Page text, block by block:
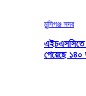
মুন্সিগঞ্জ সদর
এইচএসসিতে
পেয়েছে ১৪০